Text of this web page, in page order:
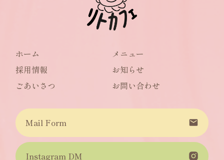
ホーム
メニュー
採用情報
お知らせ
ごあいさつ
お問い合わせ
Mail Form
Instagram DM